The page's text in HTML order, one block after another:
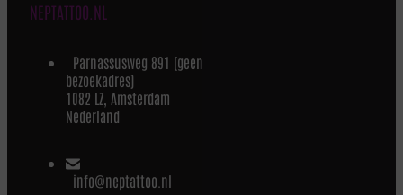
NEPTATTOO.NL
Parnassusweg 891 (geen
bezoekadres)
1082 LZ, Amsterdam
Nederland
info@neptattoo.nl